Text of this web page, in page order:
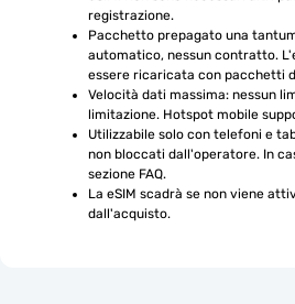
registrazione.
Pacchetto prepagato una
automatico, nessun contratto.
essere ricaricata con pacchetti
Velocità dati massima: nessun
limitazione. Hotspot mobile
Utilizzabile solo con telefoni e
non bloccati dall'operatore. In
sezione FAQ.
La eSIM scadrà se non viene
dall'acquisto.